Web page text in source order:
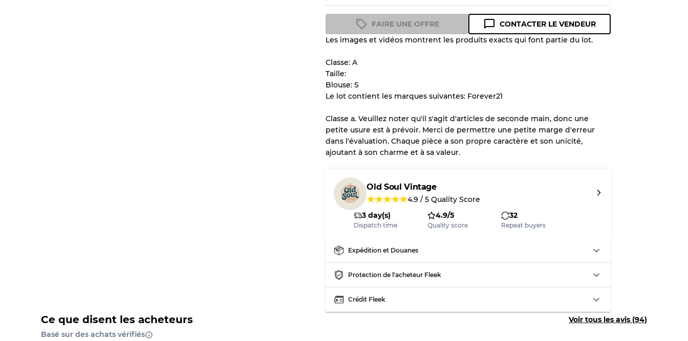
Guide des conditions
Tous les produits incluent un niveau de qualité pour comprendre
Il y a une marge d'erreur allant jusqu'à10%
Notre système à 3 niveaux
Qualité BPeu utilisé
Répartition pour ratios mixtes
Qualité AB
70% A, 30% B
60% B, 40% C
FAIRE UNE OFFRE
CONTACTER LE VENDEUR
Les images et vidéos montrent les produits exacts qui font partie du lot.
Classe: A
Taille:
Blouse: S
Le lot contient les marques suivantes: Forever21
Classe a. Veuillez noter qu'il s'agit d'articles de seconde main, donc une
petite usure est à prévoir. Merci de permettre une petite marge d'erreur
dans l'évaluation. Chaque pièce a son propre caractère et son unicité,
ajoutant à son charme et à sa valeur.
Old Soul Vintage
★★★★★4.9 /5 Quality Score
3 day(s)
Dispatch time
4.9/5
Quality score
32
Repeat buyers
Expédition et Douanes
Protection de l'acheteur Fleek
Crédit Fleek
Ce que disent les acheteurs
Voir tous les avis (94)
Basé sur des achats vérifiés